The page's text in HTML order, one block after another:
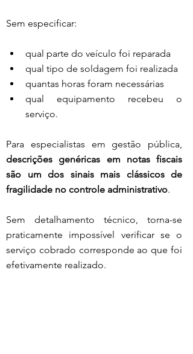
Sem especificar:
qual parte do veículo foi reparada
qual tipo de soldagem foi realizada
quantas horas foram necessárias
qual equipamento recebeu o
serviço.
descrições genéricas em notas fiscais
são um dos sinais mais clássicos de
fragilidade no controle administrativo.
Sem detalhamento técnico, torna-se
praticamente impossível verificar se o
serviço cobrado corresponde ao que foi
efetivamente realizado.